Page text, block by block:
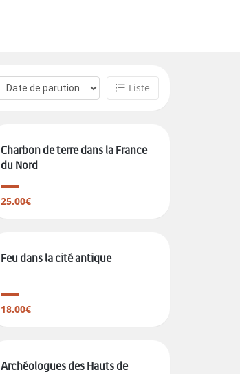
Liste
Charbon de terre dans la France
du Nord
25.00€
Feu dans la cité antique
18.00€
Archéologues des Hauts de